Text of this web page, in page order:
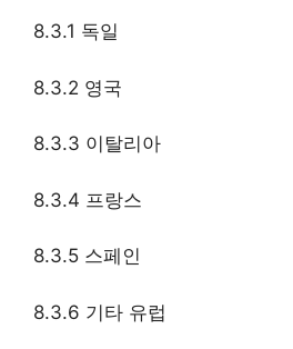
8.3.1 독일
8.3.2 영국
8.3.3 이탈리아
8.3.4 프랑스
8.3.5 스페인
8.3.6 기타 유럽